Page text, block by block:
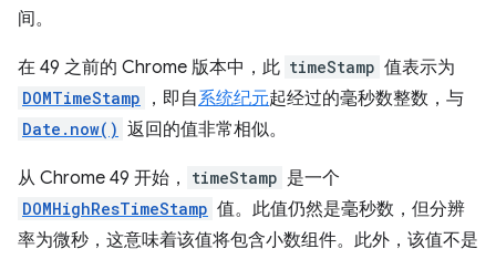
间。
在 49 之前的 Chrome 版本中，此 timeStamp 值表示为
DOMTimeStamp ，即自系统纪元起经过的毫秒数整数，与
Date.now() 返回的值非常相似。
从 Chrome 49 开始， timeStamp 是一个
DOMHighResTimeStamp 值。此值仍然是毫秒数，但分辨
率为微秒，这意味着该值将包含小数组件。此外，该值不是